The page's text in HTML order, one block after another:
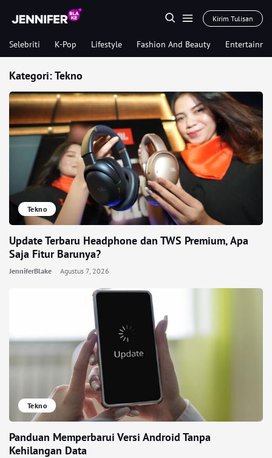
Kirim Tulisan
Selebriti K-Pop Lifestyle Fashion And Beauty
Kategori:Tekno
Tekno
Update Terbaru Headphone dan TWS Premium, Apa
Saja Fitur Barunya?
JenniferBlake Agustus 7, 2026
Tekno
Panduan Memperbarui Versi Android Tanpa
Kehilangan Data